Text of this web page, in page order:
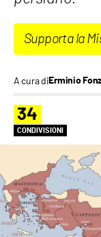
Supporta la
A cura diErminio
34
CONDIVISIONI